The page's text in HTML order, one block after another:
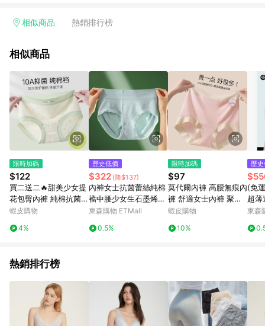
單，皆不在點數回饋範圍內。 3. 如購買以下類別商品，將無法獲
球嚴選、商城、專案商品、「草莓網」全館商品。 4. 如取消訂
回饋。 5. 點數回饋會扣除所有折扣優惠後之最終發票金額計算，
實際回饋請依LINE購物通知為主。 6. 訂單如有使用東森購物
ETMall站內之折扣優惠(包含但不限於東森幣、樂透金、東森現金
券等)，不具點數回饋資格。詳細請依東森購物ETMall之結帳頁面
顯示為準。 7. LINE購物設有「單一商品最高回饋點數」機制(特
殊活動時開放「回饋無上限」)，以同一訂單中同一商品不論件數
計算，並依訂單成立時間當下LINE購物所設定的回饋機制為準。
如顯示之商品規格、顏色、價位、贈品與東森購物ETMall銷售網
頁不符，以銷售網頁標示為準。 9. 若有贈點爭議，請務必於訂單
日期+180天以內至LINE購物客服洽詢；若超過180天(含)以上進
行申訴，恕無法贈點回饋。 10. 部分點數紅包僅限指定商品使
用，或不適用於無回饋商品。各點數紅包之適用商品與使用條件
請依點數紅包頁面規則為準。
相似商品 熱銷排行榜
相似商品
限時加碼
$122
買二送二🔥甜美少女提
花包臀內褲 純棉抗菌襠
a類中腰無痕少女生加
全包臀 無痕防磨腿 純
蝦皮購物
4%
歷史低價
$322 (降$137)
內褲女士抗菌蕾絲純棉
襠中腰少女生石墨烯可
愛日系透氣三角短褲頭
東森購物 ETMall
0.5%
限時加碼
$97
莫代爾內褲 高腰無痕內
褲 舒適女士內褲 聚乳
痠內褲 7A抑菌加長襠
蝦皮購物
10%
歷
(免
超薄
低腰
東森
熱銷排行榜